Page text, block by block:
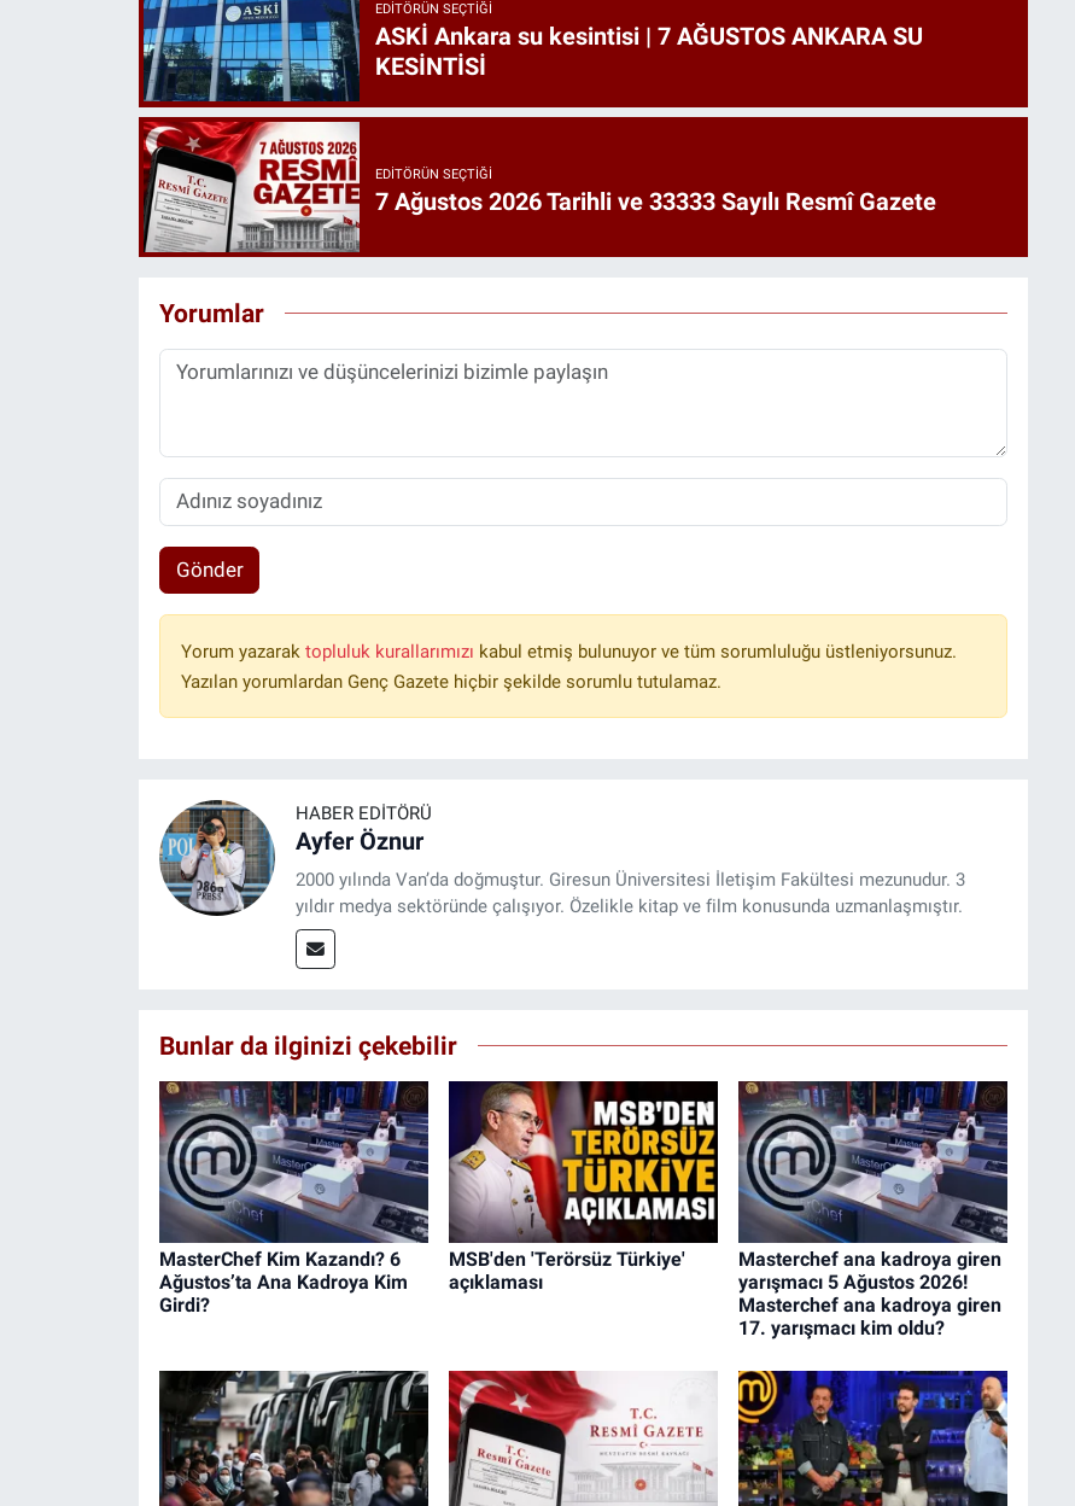
EDITÖRÜN SEÇTIĞI
ASKİ Ankara su kesintisi | 7 AĞUSTOS ANKARA SU
KESİNTİSİ
EDITÖRÜN SEÇTIĞI
7 Ağustos 2026 Tarihli ve 33333 Sayılı Resmî Gazete
Yorumlar
Gönder
Yorum yazarak topluluk kurallarımızı kabul etmiş bulunuyor ve tüm sorumluluğu üstleniyorsunuz.
Yazılan yorumlardan Genç Gazete hiçbir şekilde sorumlu tutulamaz.
HABER EDITÖRÜ
Ayfer Öznur
2000 yılında Van’da doğmuştur. Giresun Üniversitesi İletişim Fakültesi mezunudur. 3
yıldır medya sektöründe çalışıyor. Özelikle kitap ve film konusunda uzmanlaşmıştır.
Bunlar da ilginizi çekebilir
MasterChef Kim Kazandı? 6
Ağustos’ta Ana Kadroya Kim
Girdi?
MSB'den 'Terörsüz Türkiye'
açıklaması
Masterchef ana kadroya giren
yarışmacı 5 Ağustos 2026!
Masterchef ana kadroya giren
17. yarışmacı kim oldu?